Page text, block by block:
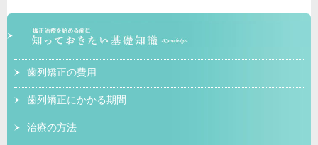
歯列矯正の費用
歯列矯正にかかる期間
治療の方法